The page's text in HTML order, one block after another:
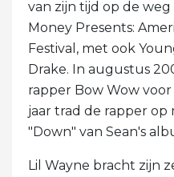
van zijn tijd op de
Money Presents:
Festival, met ook
Drake. In augustus
rapper Bow Wow
jaar trad de rapper op
"Down" van Sean's
Lil Wayne bracht zijn